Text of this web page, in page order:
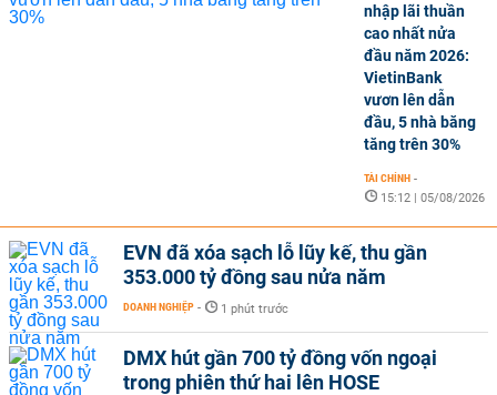
nhập lãi thuần
cao nhất nửa
đầu năm 2026:
VietinBank
vươn lên dẫn
đầu, 5 nhà băng
tăng trên 30%
TÀI CHÍNH -
15:12 | 05/08/2026
EVN đã xóa sạch lỗ lũy kế, thu gần
353.000 tỷ đồng sau nửa năm
DOANH NGHIỆP - 1 phút trước
DMX hút gần 700 tỷ đồng vốn ngoại
trong phiên thứ hai lên HOSE